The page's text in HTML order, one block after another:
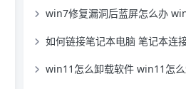
win7修复漏洞后蓝屏怎么办
如何链接笔记本电脑 笔记本连接
win11怎么卸载软件 win11怎